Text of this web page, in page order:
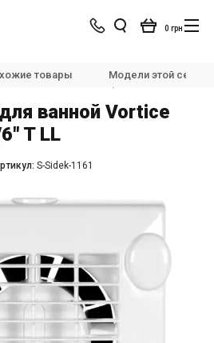
0 грн
Вентиляторы
Vortice Punto M 150/6" T LL
товары Модели этой серии
ванной Vortice
T LL
S-Sidek-1161